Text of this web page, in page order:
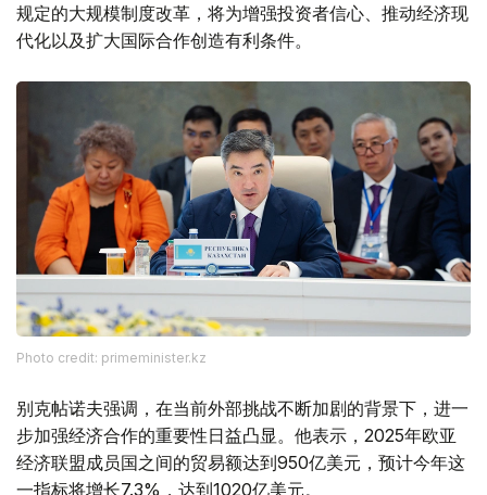
规定的大规模制度改革，将为增强投资者信心、推动经济现
代化以及扩大国际合作创造有利条件。
Photo credit: primeminister.kz
别克帖诺夫强调，在当前外部挑战不断加剧的背景下，进一
步加强经济合作的重要性日益凸显。他表示，2025年欧亚
经济联盟成员国之间的贸易额达到950亿美元，预计今年这
一指标将增长7.3%，达到1020亿美元。